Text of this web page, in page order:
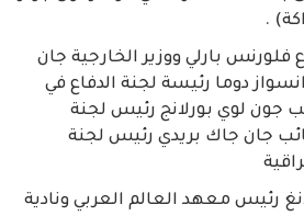
.
فلورنس بارلي ووزير الخارجية جان
دوما رئيسة لجنة الدفاع في
جون لوي بورلانج رئيس لجنة
جان جاك بريدي رئيس لجنة
رئيس معهد العالم العربي ونادية